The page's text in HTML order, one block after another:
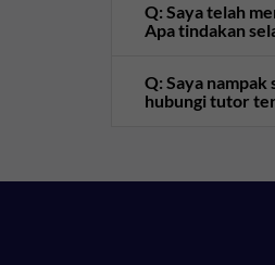
Q: Saya telah
Apa tindakan
Q: Saya
hubungi tutor